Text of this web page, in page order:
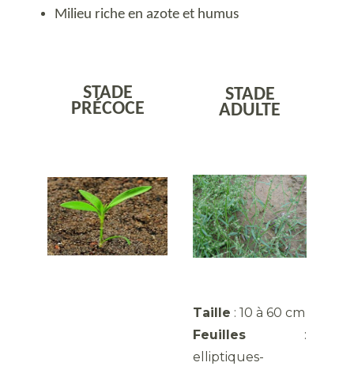
Milieu riche en azote et humus
STADE
PRÉCOCE
STADE
ADULTE
Taille : 10 à 60 cm
Feuilles :
elliptiques-